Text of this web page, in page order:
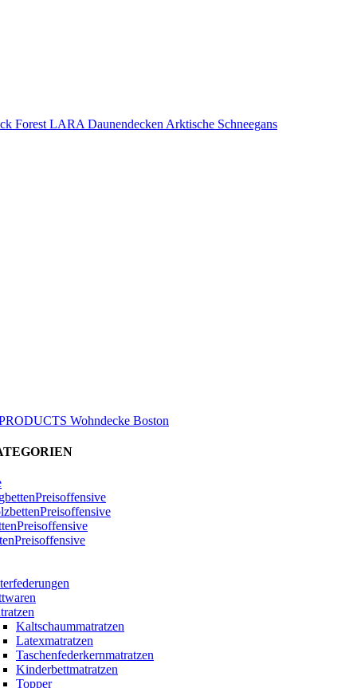
Forest LARA Daunendecken Arktische Schneegans
Wohndecke Boston
Kaltschaummatratzen
Latexmatratzen
Taschenfederkernmatratzen
Kinderbettmatratzen
Topper